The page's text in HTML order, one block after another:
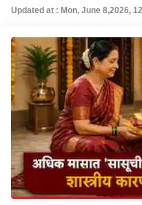
Updated at : Mon, June 8,2026,